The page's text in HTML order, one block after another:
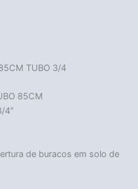
TUBO 3/4
85CM
4″
de buracos em solo de